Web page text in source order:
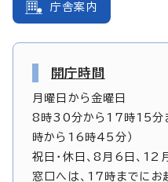
庁舎案内
開庁時間
月曜日から金曜日
8時30分から17時15分ま
時から16時45分）
祝日・休日、8月6日、
窓口へは、17時までにお